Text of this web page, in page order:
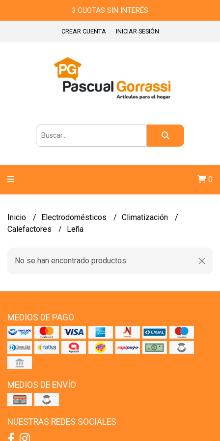
3 CUOTAS SIN INTERÉS
CREAR CUENTA INICIAR SESIÓN
0
Inicio Electrodomésticos
Climatización
Calefactores
Leña
No se han encontrado productos
MEDIOS DE PAGO
MEDIOS DE ENVÍO
NUESTRAS REDES SOCIALES